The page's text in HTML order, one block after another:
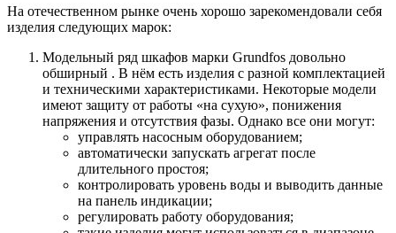
На отечественном рынке очень хорошо зарекомендовали себя
изделия следующих марок:
Модельный ряд шкафов марки Grundfos довольно
обширный . В нём есть изделия с разной комплектацией
и техническими характеристиками. Некоторые модели
имеют защиту от работы «на сухую», понижения
напряжения и отсутствия фазы. Однако все они могут:
управлять насосным оборудованием;
автоматически запускать агрегат после
длительного простоя;
контролировать уровень воды и выводить данные
на панель индикации;
регулировать работу оборудования;